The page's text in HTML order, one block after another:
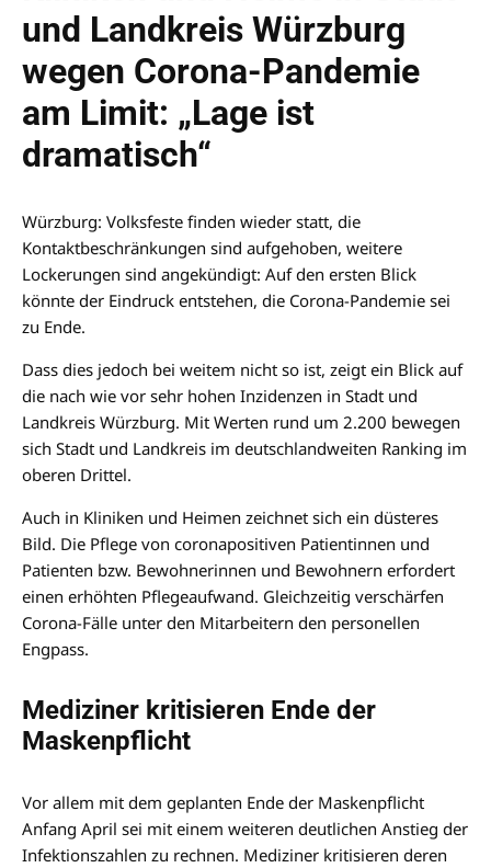
und Landkreis Würzburg
wegen Corona-Pandemie
am Limit: „Lage ist
dramatisch“
Würzburg: Volksfeste finden wieder statt, die
Kontaktbeschränkungen sind aufgehoben, weitere
Lockerungen sind angekündigt: Auf den ersten Blick
könnte der Eindruck entstehen, die Corona-Pandemie sei
zu Ende.
Dass dies jedoch bei weitem nicht so ist, zeigt ein Blick auf
die nach wie vor sehr hohen Inzidenzen in Stadt und
Landkreis Würzburg. Mit Werten rund um 2.200 bewegen
sich Stadt und Landkreis im deutschlandweiten Ranking im
oberen Drittel.
Auch in Kliniken und Heimen zeichnet sich ein düsteres
Bild. Die Pflege von coronapositiven Patientinnen und
Patienten bzw. Bewohnerinnen und Bewohnern erfordert
einen erhöhten Pflegeaufwand. Gleichzeitig verschärfen
Corona-Fälle unter den Mitarbeitern den personellen
Engpass.
Mediziner kritisieren Ende der
Maskenpflicht
Vor allem mit dem geplanten Ende der Maskenpflicht
Anfang April sei mit einem weiteren deutlichen Anstieg der
Infektionszahlen zu rechnen. Mediziner kritisieren deren